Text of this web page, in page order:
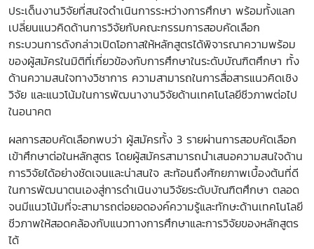
ประเด็นงานวิจัยที่สนใจดำเนินการระหว่างการศึกษา พร้อมทั้งแลก
เปลี่ยนแนวคิดด้านการวิจัยกับคณะกรรมการสอบคัดเลือก
กระบวนการดังกล่าวเปิดโอกาสให้หลักสูตรได้พิจารณาความพร้อม
ของผู้สมัครในมิติที่เกี่ยวข้องกับการศึกษาในระดับบัณฑิตศึกษา ทั้ง
ด้านความสนใจทางวิชาการ ความสามารถในการสื่อสารแนวคิดเชิง
วิจัย และแนวโน้มในการพัฒนางานวิจัยด้านเทคโนโลยีชีวภาพต่อไป
ในอนาคต
ผลการสอบคัดเลือกพบว่า ผู้สมัครทั้ง 3 รายผ่านการสอบคัดเลือก
เข้าศึกษาต่อในหลักสูตร โดยผู้สมัครสามารถนำเสนอความสนใจด้าน
การวิจัยได้อย่างชัดเจนและน่าสนใจ สะท้อนถึงศักยภาพเบื้องต้นที่ดี
ในการพัฒนาตนเองสู่การดำเนินงานวิจัยระดับบัณฑิตศึกษา ตลอด
จนมีแนวโน้มที่จะสามารถต่อยอดองค์ความรู้และทักษะด้านเทคโนโลยี
ชีวภาพให้สอดคล้องกับแนวทางการศึกษาและการวิจัยของหลักสูตร
ได้